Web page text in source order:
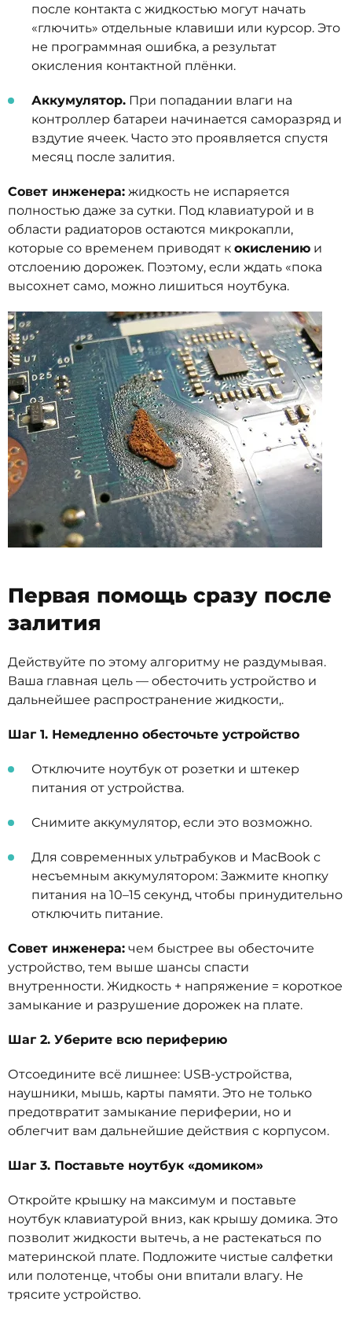
после контакта с жидкостью могут начать
«глючить» отдельные клавиши или курсор. Это
не программная ошибка, а результат
окисления контактной плёнки.
Аккумулятор. При попадании влаги на
контроллер батареи начинается саморазряд и
вздутие ячеек. Часто это проявляется спустя
месяц после залития.
Совет инженера: жидкость не испаряется
полностью даже за сутки. Под клавиатурой и в
области радиаторов остаются микрокапли,
которые со временем приводят к окислению и
отслоению дорожек. Поэтому, если ждать «пока
высохнет само, можно лишиться ноутбука.
Первая помощь сразу после
залития
Действуйте по этому алгоритму не раздумывая.
Ваша главная цель — обесточить устройство и
дальнейшее распространение жидкости,.
Шаг 1. Немедленно обесточьте устройство
Отключите ноутбук от розетки и штекер
питания от устройства.
Снимите аккумулятор, если это возможно.
Для современных ультрабуков и MacBook с
несъемным аккумулятором: Зажмите кнопку
питания на 10–15 секунд, чтобы принудительно
отключить питание.
Совет инженера: чем быстрее вы обесточите
устройство, тем выше шансы спасти
внутренности. Жидкость + напряжение = короткое
замыкание и разрушение дорожек на плате.
Шаг 2. Уберите всю периферию
Отсоедините всё лишнее: USB-устройства,
наушники, мышь, карты памяти. Это не только
предотвратит замыкание периферии, но и
облегчит вам дальнейшие действия с корпусом.
Шаг 3. Поставьте ноутбук «домиком»
Откройте крышку на максимум и поставьте
ноутбук клавиатурой вниз, как крышу домика. Это
позволит жидкости вытечь, а не растекаться по
материнской плате. Подложите чистые салфетки
или полотенце, чтобы они впитали влагу. Не
трясите устройство.